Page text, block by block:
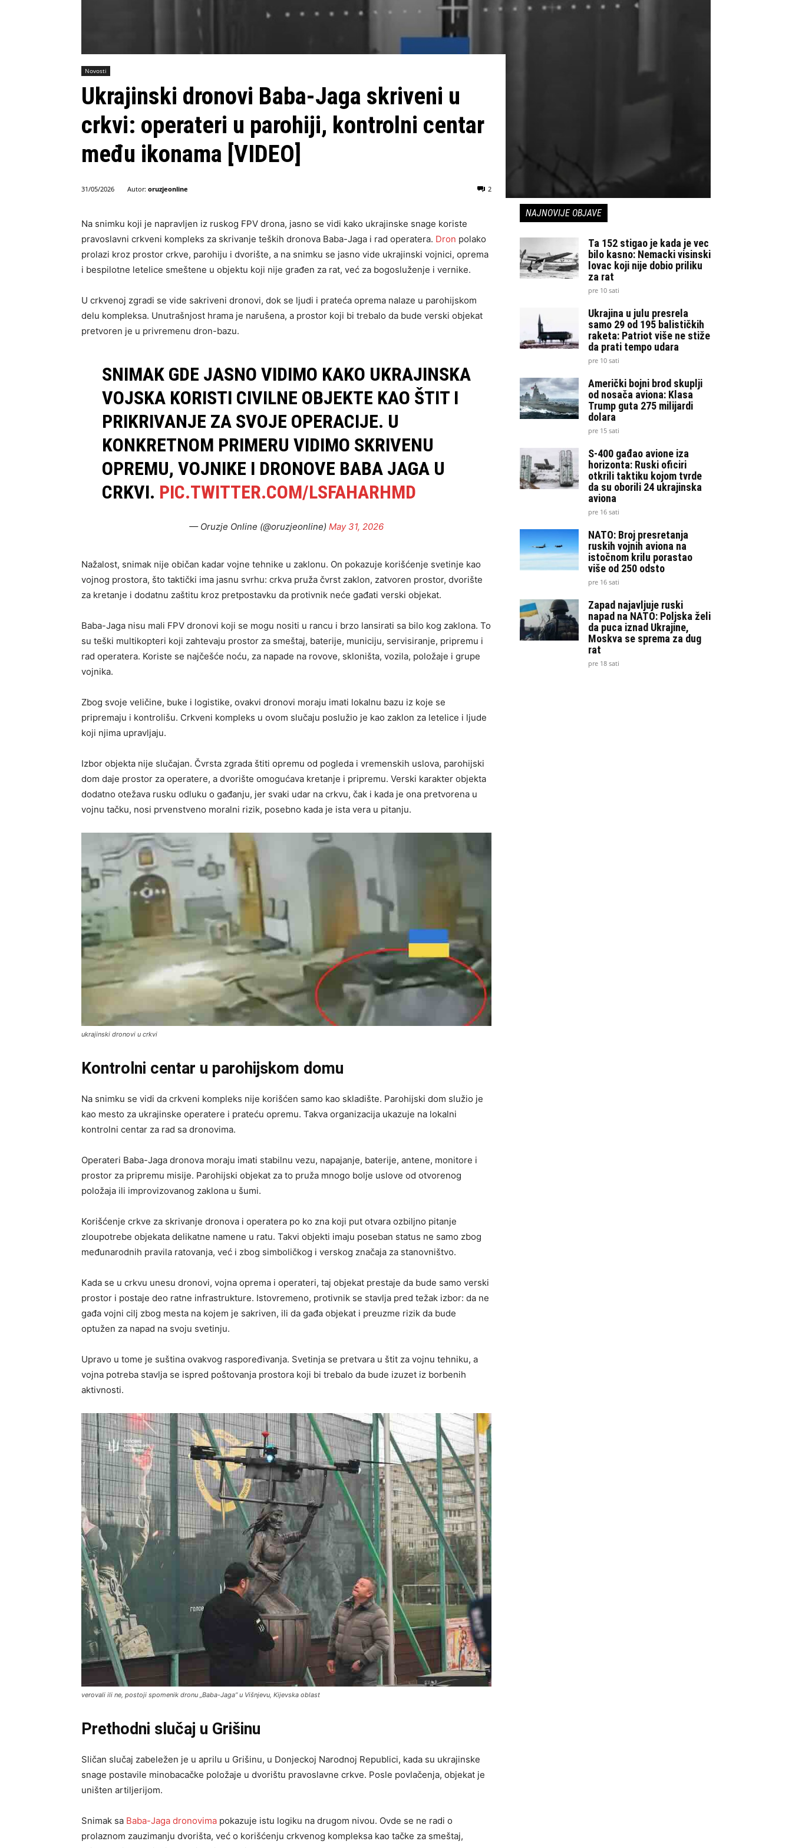
Novosti
Ukrajinski dronovi Baba-Jaga skriveni u
crkvi: operateri u parohiji, kontrolni centar
među ikonama [VIDEO]
31/05/2026 Autor: oruzjeonline 2
Na snimku koji je napravljen iz ruskog FPV drona, jasno se vidi kako ukrajinske snage koriste
pravoslavni crkveni kompleks za skrivanje teških dronova Baba-Jaga i rad operatera. Dron polako
prolazi kroz prostor crkve, parohiju i dvorište, a na snimku se jasno vide ukrajinski vojnici, oprema
i bespilotne letelice smeštene u objektu koji nije građen za rat, već za bogosluženje i vernike.
U crkvenoj zgradi se vide sakriveni dronovi, dok se ljudi i prateća oprema nalaze u parohijskom
delu kompleksa. Unutrašnjost hrama je narušena, a prostor koji bi trebalo da bude verski objekat
pretvoren je u privremenu dron-bazu.
SNIMAK GDE JASNO VIDIMO KAKO UKRAJINSKA
VOJSKA KORISTI CIVILNE OBJEKTE KAO ŠTIT I
PRIKRIVANJE ZA SVOJE OPERACIJE. U
KONKRETNOM PRIMERU VIDIMO SKRIVENU
OPREMU, VOJNIKE I DRONOVE BABA JAGA U
CRKVI. PIC.TWITTER.COM/LSFAHARHMD
— Oruzje Online (@oruzjeonline) May 31, 2026
Nažalost, snimak nije običan kadar vojne tehnike u zaklonu. On pokazuje korišćenje svetinje kao
vojnog prostora, što taktički ima jasnu svrhu: crkva pruža čvrst zaklon, zatvoren prostor, dvorište
za kretanje i dodatnu zaštitu kroz pretpostavku da protivnik neće gađati verski objekat.
Baba-Jaga nisu mali FPV dronovi koji se mogu nositi u rancu i brzo lansirati sa bilo kog zaklona. To
su teški multikopteri koji zahtevaju prostor za smeštaj, baterije, municiju, servisiranje, pripremu i
rad operatera. Koriste se najčešće noću, za napade na rovove, skloništa, vozila, položaje i grupe
vojnika.
Zbog svoje veličine, buke i logistike, ovakvi dronovi moraju imati lokalnu bazu iz koje se
pripremaju i kontrolišu. Crkveni kompleks u ovom slučaju poslužio je kao zaklon za letelice i ljude
koji njima upravljaju.
Izbor objekta nije slučajan. Čvrsta zgrada štiti opremu od pogleda i vremenskih uslova, parohijski
dom daje prostor za operatere, a dvorište omogućava kretanje i pripremu. Verski karakter objekta
dodatno otežava rusku odluku o gađanju, jer svaki udar na crkvu, čak i kada je ona pretvorena u
vojnu tačku, nosi prvenstveno moralni rizik, posebno kada je ista vera u pitanju.
ukrajinski dronovi u crkvi
Kontrolni centar u parohijskom domu
Na snimku se vidi da crkveni kompleks nije korišćen samo kao skladište. Parohijski dom služio je
kao mesto za ukrajinske operatere i prateću opremu. Takva organizacija ukazuje na lokalni
kontrolni centar za rad sa dronovima.
Operateri Baba-Jaga dronova moraju imati stabilnu vezu, napajanje, baterije, antene, monitore i
prostor za pripremu misije. Parohijski objekat za to pruža mnogo bolje uslove od otvorenog
položaja ili improvizovanog zaklona u šumi.
Korišćenje crkve za skrivanje dronova i operatera po ko zna koji put otvara ozbiljno pitanje
zloupotrebe objekata delikatne namene u ratu. Takvi objekti imaju poseban status ne samo zbog
međunarodnih pravila ratovanja, već i zbog simboličkog i verskog značaja za stanovništvo.
Kada se u crkvu unesu dronovi, vojna oprema i operateri, taj objekat prestaje da bude samo verski
prostor i postaje deo ratne infrastrukture. Istovremeno, protivnik se stavlja pred težak izbor: da ne
gađa vojni cilj zbog mesta na kojem je sakriven, ili da gađa objekat i preuzme rizik da bude
optužen za napad na svoju svetinju.
Upravo u tome je suština ovakvog raspoređivanja. Svetinja se pretvara u štit za vojnu tehniku, a
vojna potreba stavlja se ispred poštovanja prostora koji bi trebalo da bude izuzet iz borbenih
aktivnosti.
verovali ili ne, postoji spomenik dronu „Baba-Jaga“ u Višnjevu, Kijevska oblast
Prethodni slučaj u Grišinu
Sličan slučaj zabeležen je u aprilu u Grišinu, u Donjeckoj Narodnoj Republici, kada su ukrajinske
snage postavile minobacačke položaje u dvorištu pravoslavne crkve. Posle povlačenja, objekat je
uništen artiljerijom.
Snimak sa Baba-Jaga dronovima pokazuje istu logiku na drugom nivou. Ovde se ne radi o
prolaznom zauzimanju dvorišta, već o korišćenju crkvenog kompleksa kao tačke za smeštaj,
NAJNOVIJE OBJAVE
Ta 152 stigao je kada je vec
bilo kasno: Nemacki visinski
lovac koji nije dobio priliku
za rat
pre 10 sati
Ukrajina u julu presrela
samo 29 od 195 balističkih
raketa: Patriot više ne stiže
da prati tempo udara
pre 10 sati
Američki bojni brod skuplji
od nosača aviona: Klasa
Trump guta 275 milijardi
dolara
pre 15 sati
S-400 gađao avione iza
horizonta: Ruski oficiri
otkrili taktiku kojom tvrde
da su oborili 24 ukrajinska
aviona
pre 16 sati
NATO: Broj presretanja
ruskih vojnih aviona na
istočnom krilu porastao
više od 250 odsto
pre 16 sati
Zapad najavljuje ruski
napad na NATO: Poljska želi
da puca iznad Ukrajine,
Moskva se sprema za dug
rat
pre 18 sati